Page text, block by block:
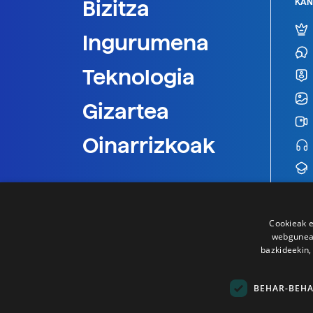
Bizitza
Ingurumena
Teknologia
Gizartea
Oinarrizkoak
Cookieak
BEHAR-